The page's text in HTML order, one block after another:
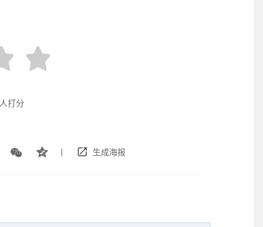
人打分
| 生成海报